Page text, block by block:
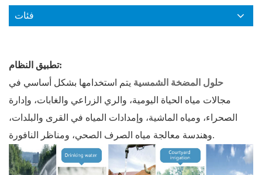
فئات
تطبيق النظام:
حلول المضخة الشمسية يتم استخدامها بشكل أساسي في
مجالات مياه الحياة اليومية، والري الزراعي والغابات، وإدارة
الصحراء، ومياه الماشية، وإمدادات المياه في القرى والبلدات،
وهندسة معالجة مياه الصرف الصحي، ومناظر النافورة.